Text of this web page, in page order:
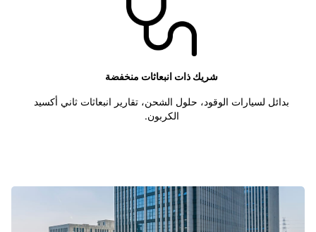
شريك ذات انبعاثات منخفضة
بدائل لسيارات الوقود، حلول الشحن، تقارير انبعاثات ثاني أكسيد
الكربون.